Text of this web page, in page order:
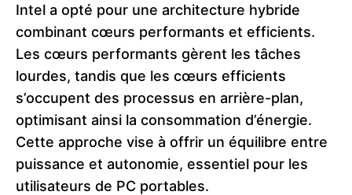
Intel a opté pour une architecture hybride
combinant cœurs performants et efficients.
Les cœurs performants gèrent les tâches
lourdes, tandis que les cœurs efficients
s’occupent des processus en arrière-plan,
optimisant ainsi la consommation d’énergie.
Cette approche vise à offrir un équilibre entre
puissance et autonomie, essentiel pour les
utilisateurs de PC portables.